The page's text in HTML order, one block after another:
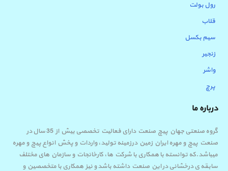
رول بولت
قلاب
سیم بکسل
زنجیر
واشر
پرچ
درباره ما
گروه صنعتی جهان پیچ صنعت دارای فعالیت تخصصی بیش از 35 سال در
صنعت پیچ و مهره ایران زمین درزمینه تولید، واردات و پخش انواع پیچ و مهره
میباشد.که توانسته با همکاری با شرکت ها، کارخانجات و سازمان های مختلف
سابقه ی درخشانی در این صنعت داشته باشد و نیز همکاری با متخصصین و